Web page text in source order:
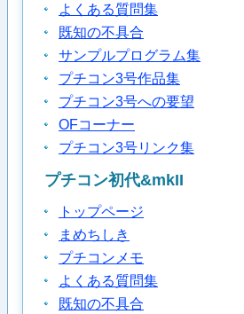
よくある質問集
既知の不具合
サンプルプログラム集
プチコン3号作品集
プチコン3号への要望
OFコーナー
プチコン3号リンク集
プチコン初代&mkII
トップページ
まめちしき
プチコンメモ
よくある質問集
既知の不具合